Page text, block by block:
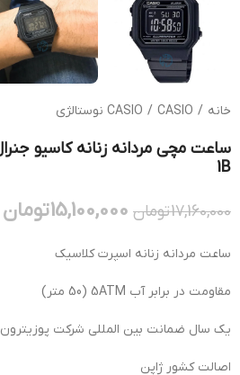
خانه /
CASIO / CASIO نوستالژی
1B
17,160,000تومان 15,100,000تومان
ساعت مردانه زنانه اسپرت کلاسیک
مقاومت در برابر آب 5ATM (50 متر)
یک سال ضمانت بین المللی شرکت پوزیترون
اصالت کشور ژاپن